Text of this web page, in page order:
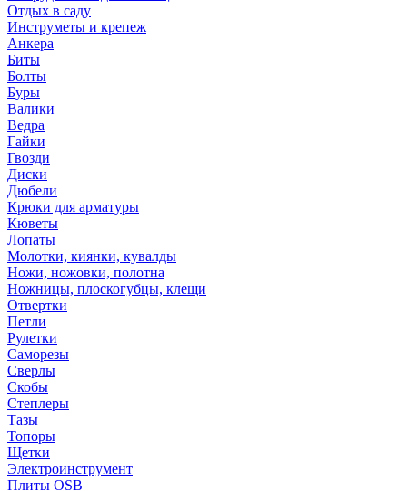
Отдых в саду
Инструметы и крепеж
Анкера
Биты
Болты
Буры
Валики
Ведра
Гайки
Гвозди
Диски
Дюбели
Крюки для арматуры
Кюветы
Лопаты
Молотки, киянки, кувалды
Ножи, ножовки, полотна
Ножницы, плоскогубцы, клещи
Отвертки
Петли
Рулетки
Саморезы
Сверлы
Скобы
Степлеры
Тазы
Топоры
Щетки
Электроинструмент
Плиты OSB